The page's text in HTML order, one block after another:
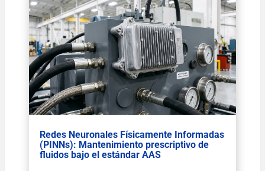
Redes Neuronales Físicamente Informadas
(PINNs): Mantenimiento prescriptivo de
fluidos bajo el estándar AAS